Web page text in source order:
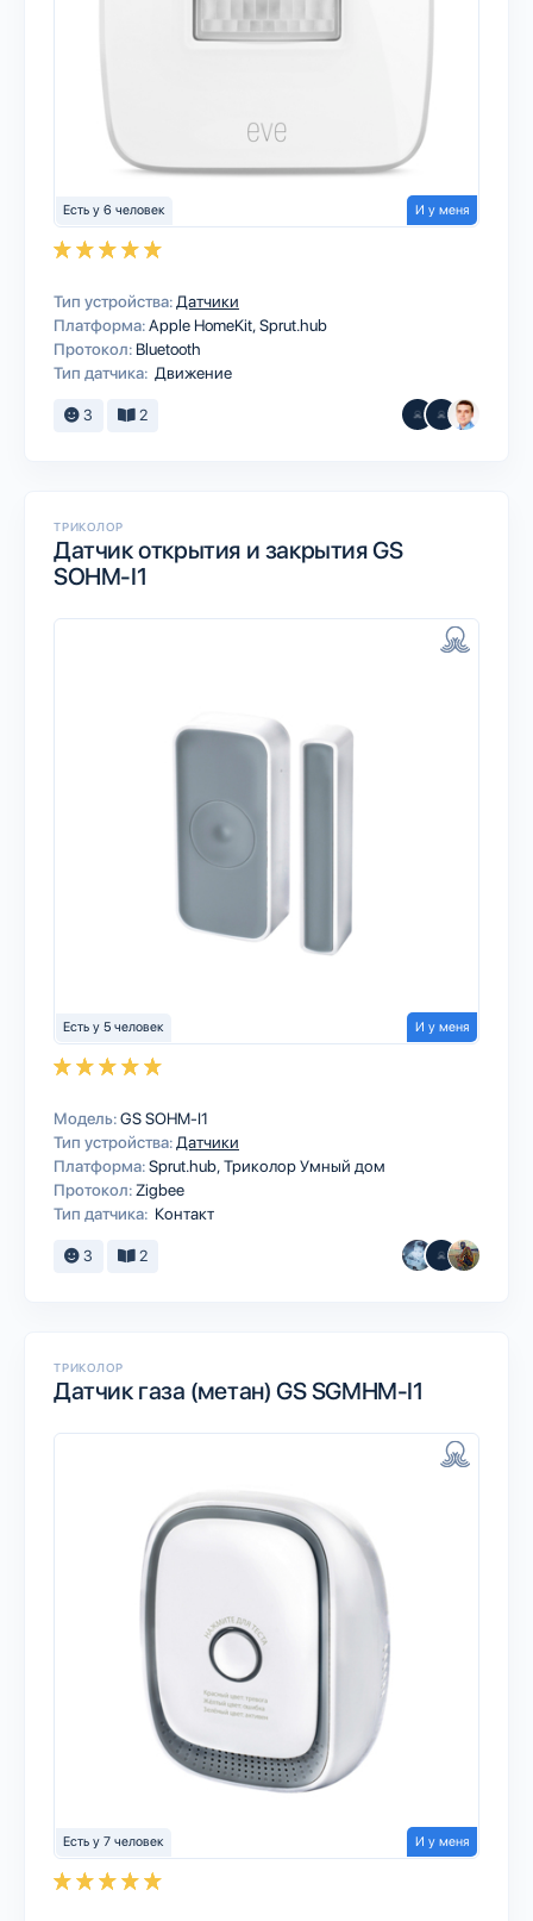
Есть у 6 человек И у меня
Тип устройства: Датчики
Платформа:Apple HomeKitSprut.hub
Протокол: Bluetooth
Тип датчика: Движение
3 2
ТРИКОЛОР
Датчик открытия и закрытия GS
SOHM-I1
Есть у 5 человек И у меня
Модель:GS SOHM-I1
Тип устройства: Датчики
Платформа:Sprut.hubТриколор Умный дом
Протокол: Zigbee
Тип датчика: Контакт
3 2
ТРИКОЛОР
Датчик газа (метан) GS SGMHM-I1
Есть у 7 человек И у меня